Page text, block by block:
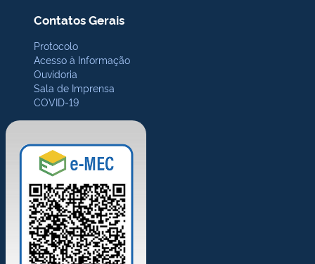
Contatos Gerais
Protocolo
Acesso à Informação
Ouvidoria
Sala de Imprensa
COVID-19